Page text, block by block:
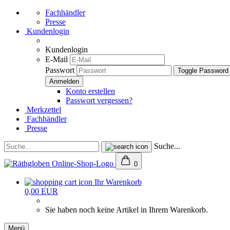
Fachhändler
Presse
Kundenlogin
Kundenlogin
E-Mail
Passwort
Toggle
Konto erstellen
Passwort vergessen?
Merkzettel
Fachhändler
Presse
Suche...
0
Ihr Warenkorb
0,00 EUR
Sie haben noch keine Artikel in Ihrem Warenkorb.
Menü